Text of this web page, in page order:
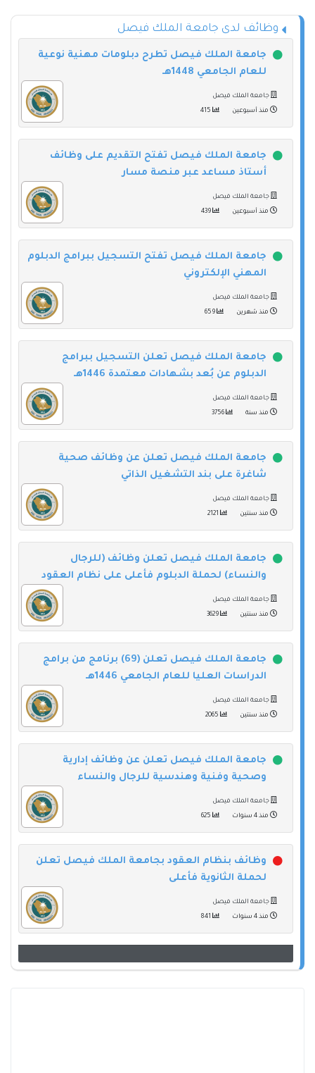
وظائف لدى جامعة الملك فيصل
جامعة الملك فيصل تطرح دبلومات مهنية نوعية
للعام الجامعي 1448هـ
جامعة الملك فيصل
منذ أسبوعين
جامعة الملك فيصل تفتح التقديم على وظائف
أستاذ مساعد عبر منصة مسار
جامعة الملك فيصل
منذ أسبوعين
جامعة الملك فيصل تفتح التسجيل ببرامج الدبلوم
المهني الإلكتروني
جامعة الملك فيصل
منذ شهرين
جامعة الملك فيصل تعلن التسجيل ببرامج
الدبلوم عن بُعد بشهادات معتمدة 1446هـ
جامعة الملك فيصل
منذ سنة
جامعة الملك فيصل تعلن عن وظائف صحية
شاغرة على بند التشغيل الذاتي
جامعة الملك فيصل
منذ سنتين
جامعة الملك فيصل تعلن وظائف (للرجال
والنساء) لحملة الدبلوم فأعلى على نظام العقود
جامعة الملك فيصل
منذ سنتين
جامعة الملك فيصل تعلن (69) برنامج من برامج
الدراسات العليا للعام الجامعي 1446هـ
جامعة الملك فيصل
منذ سنتين
جامعة الملك فيصل تعلن عن وظائف إدارية
وصحية وفنية وهندسية للرجال والنساء
جامعة الملك فيصل
منذ 4 سنوات
وظائف بنظام العقود بجامعة الملك فيصل تعلن
لحملة الثانوية فأعلى
جامعة الملك فيصل
منذ 4 سنوات